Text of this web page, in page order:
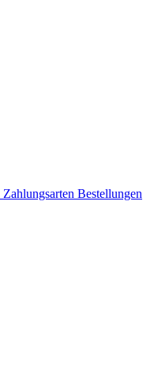
Zahlungsarten Bestellungen